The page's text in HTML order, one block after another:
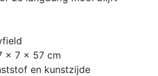
× 7 × 57 cm
en kunstzijde